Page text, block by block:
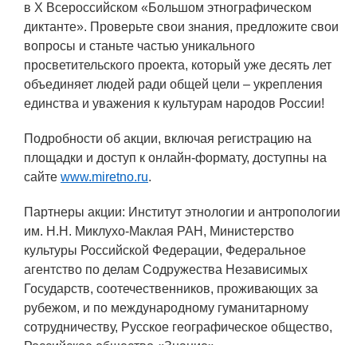
Охрана окружающей среды
Программы по оздоровлению
Обеспечение жильем
Социальная поддержка
Спорт и отдых
Санаторий-профилакторий
ВНИИТФ
Территория здоровья
ПРЕСС-ЦЕНТР
Новости ВНИИТФ
в X Всероссийском «Большом этнографическом
диктанте». Проверьте свои знания, предложите свои
вопросы и станьте частью уникального
просветительского проекта, который уже десять лет
объединяет людей ради общей цели – укрепления
единства и уважения к культурам народов России!
Подробности об акции, включая регистрацию на
площадки и доступ к онлайн-формату, доступны на
сайте www.miretno.ru.
Партнеры акции: Институт этнологии и антропологии
им. Н.Н. Миклухо-Маклая РАН, Министерство
культуры Российской Федерации, Федеральное
агентство по делам Содружества Независимых
Государств, соотечественников, проживающих за
рубежом, и по международному гуманитарному
сотрудничеству, Русское географическое общество,